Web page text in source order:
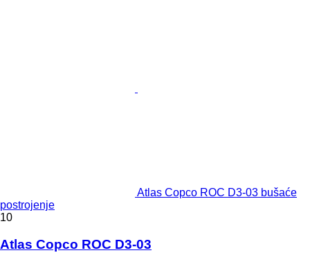
Atlas Copco ROC D3-03 bušaće
postrojenje
10
Atlas Copco ROC D3-03